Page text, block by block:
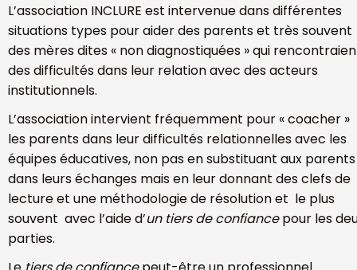
L’association INCLURE est intervenue dans différentes
situations types pour aider des parents et très souvent
des mères dites « non diagnostiquées » qui
des difficultés dans leur relation avec des acteurs
institutionnels.
L’association intervient fréquemment pour « coacher »
les parents dans leur difficultés relationnelles avec les
équipes éducatives, non pas en substituant aux parents
dans leurs échanges mais en leur donnant des clefs de
lecture et une méthodologie de résolution et le plus
souvent avec l’aide d’un tiers de confiancepour les
parties.